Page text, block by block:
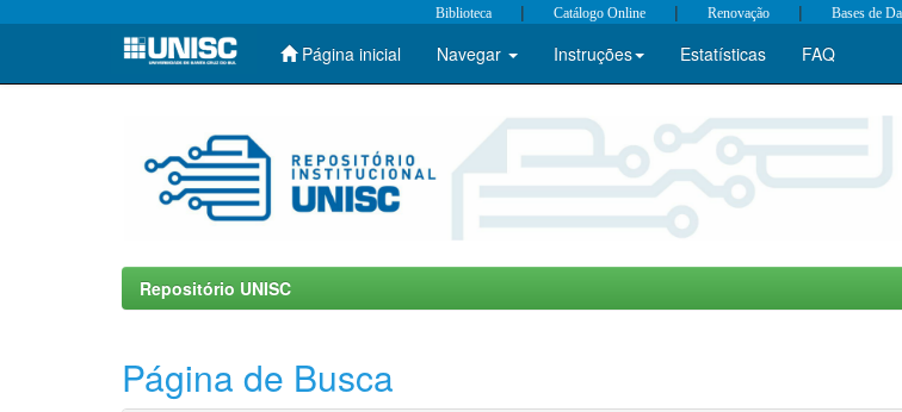
Skip
Biblioteca | Catálogo Online | Renovação | Bases de
Página inicial Navegar Instruções Estatísticas FAQ
Repositório UNISC
Página de Busca